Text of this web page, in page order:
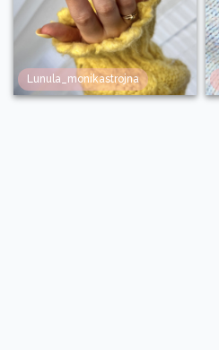
Lunula_monikastrojna